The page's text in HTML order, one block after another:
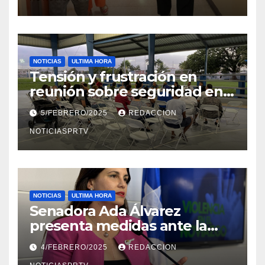
NOTICIAS ULTIMA HORA
Tensión y frustración en
reunión sobre seguridad en
Reparto Metropolitano
5/FEBRERO/2025 REDACCION
NOTICIASPRTV
NOTICIAS ULTIMA HORA
Senadora Ada Álvarez
presenta medidas ante la
violencia en el noviazgo
4/FEBRERO/2025 REDACCION